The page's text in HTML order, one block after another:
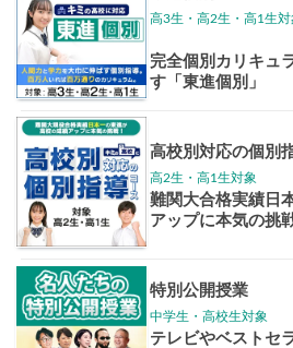
イベントほか